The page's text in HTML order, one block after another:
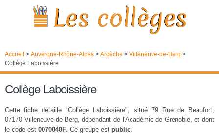
Accueil > Auvergne-Rhône-Alpes > Ardèche > Villeneuve-de-Berg >
Collège Laboissière
Collège Laboissière
Cette fiche détaille "Collège Laboissière", situé 79 Rue de Beaufort,
07170 Villeneuve-de-Berg, dépendant de l'Académie de Grenoble, et dont
le code est 0070040F. Ce groupe est public.